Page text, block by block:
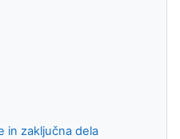
in zaključna dela